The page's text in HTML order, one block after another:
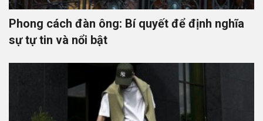
Phong cách đàn ông: Bí quyết để định nghĩa
sự tự tin và nổi bật